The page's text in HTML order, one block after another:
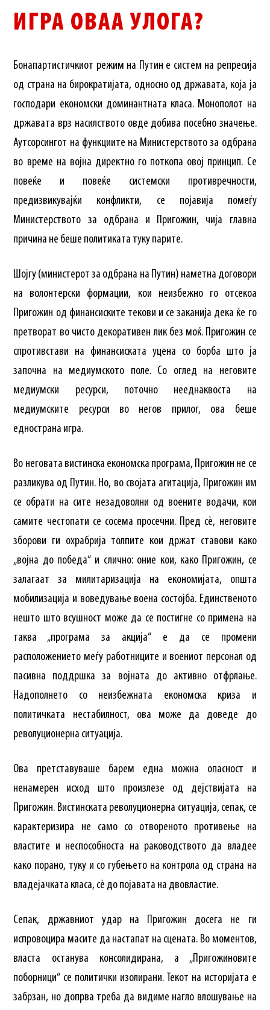
ИГРА ОВАА УЛОГА?
Бонапартистичкиот режим на Путин е систем на репресија
од страна на бирократијата, односно од државата, која ja
господари економски доминантната класа. Монополот на
државата врз насилството овде добива посебно значење.
Аутсорсингот на функциите на Министерството за одбрана
во време на војна директно го поткопа овој принцип. Се
повеќе и повеќе системски противречности,
предизвикувајќи конфликти, се појавија помеѓу
Министерството за одбрана и Пригожин, чија главна
причина не беше политиката туку парите.
Шојгу (министерот за одбрана на Путин) наметна договори
на волонтерски формации, кои неизбежно го отсекоа
Пригожин од финансиските текови и се заканија дека ќе го
претворат во чисто декоративен лик без моќ. Пригожин се
спротивстави на финансиската уцена со борба што ја
започна на медиумското поле. Со оглед на неговите
медиумски ресурси, поточно нееднаквоста на
медиумските ресурси во негов прилог, ова беше
еднострана игра.
Во неговата вистинска економска програма, Пригожин не се
разликува од Путин. Но, во својата агитација, Пригожин им
се обрати на сите незадоволни од воените водачи, кои
самите честопати се сосема просечни. Пред сè, неговите
зборови ги охрабрија толпите кои држат ставови како
„војна до победа“ и слично: оние кои, како Пригожин, се
залагаат за милитаризација на економијата, општа
мобилизација и воведување воена состојба. Единственото
нешто што всушност може да се постигне со примена на
таква „програма за акција“ е да се промени
расположението меѓу работниците и воениот персонал од
пасивна поддршка за војната до активно отфрлање.
Надополнето со неизбежната економска криза и
политичката нестабилност, ова може да доведе до
револуционерна ситуација.
Ова претставуваше барем една можна опасност и
ненамерен исход што произлезе од дејствијата на
Пригожин. Вистинската револуционерна ситуација, сепак, се
карактеризира не само со отвореното противење на
властите и неспособноста на раководството да владее
како порано, туку и со губењето на контрола од страна на
владејачката класа, сè до појавата на двовластие.
Сепак, државниот удар на Пригожин досега не ги
испровоцира масите да настапат на сцената. Во моментов,
власта останува консолидирана, а „Пригожиновите
поборници“ се политички изолирани. Текот на историјата е
забрзан, но допрва треба да видиме нагло влошување на